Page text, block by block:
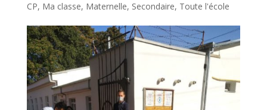
CP, Ma classe, Maternelle, Secondaire, Toute l'école